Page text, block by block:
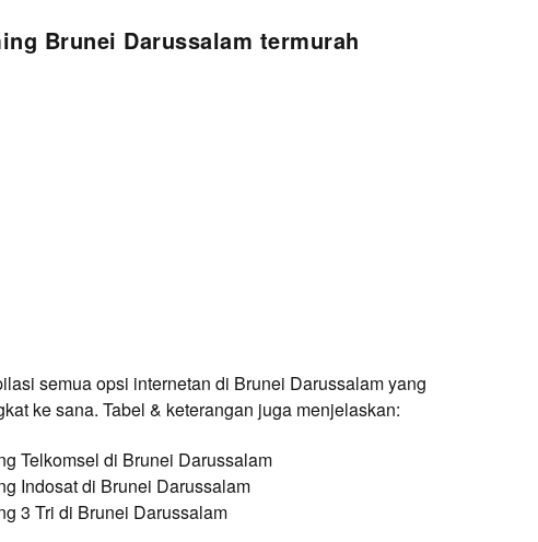
Brunei Darussalam termurah
semua opsi internetan di Brunei Darussalam yang
ke sana. Tabel & keterangan juga menjelaskan:
Telkomsel di Brunei Darussalam
Indosat di Brunei Darussalam
3 Tri di Brunei Darussalam